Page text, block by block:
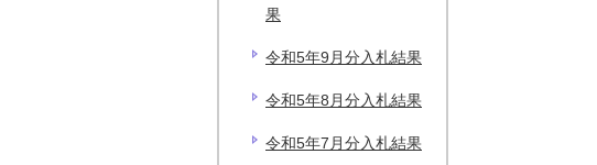
果
令和5年9月分入札結果
令和5年8月分入札結果
令和5年7月分入札結果